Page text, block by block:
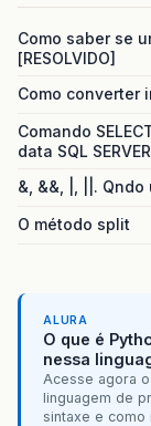
Como saber se
[RESOLVIDO]
Como converter
Comando
data SQL SERVER
&, &&, |, ||. Qndo
O método split
ALURA
O que é
nessa
Acesse agora
linguagem de
sintaxe e como